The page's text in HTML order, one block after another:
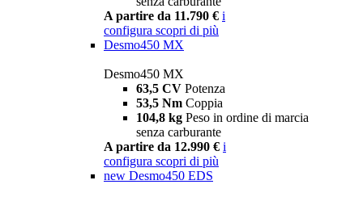
A partire da 11.790 € i
configura scopri di più
Desmo450 MX
Desmo450 MX
63,5 CV Potenza
53,5 Nm Coppia
104,8 kg Peso in ordine di marcia
senza carburante
A partire da 12.990 € i
configura scopri di più
new Desmo450 EDS